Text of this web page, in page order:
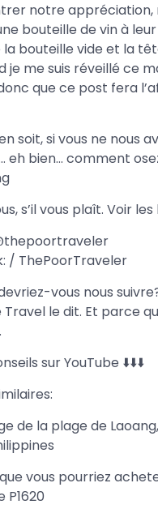
notre appréciation,
bouteille de vin à
la bouteille vide et la
je me suis réveillé ce
que ce post fera
soit, si vous ne nous
eh bien… comment
s’il vous plaît. Voir
/ ThePoorTraveler
vous nous
Travel le dit. Et parce
sur YouTube ⬇️⬇️⬇️
de la plage de
vous pourriez
P1620